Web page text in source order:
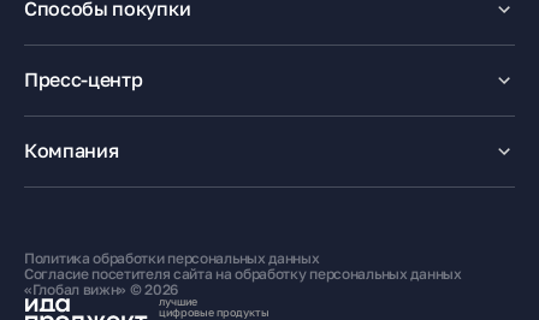
Способы покупки
Ипотека
Рассрочка
Маткапитал
Trade-In
Пресс-центр
Акции
Компания
Жителям
лучшие
цифровые продукты
Политика обработки персональных данных
Согласие посетителя сайта на обработку персональных данных
«Глобал вижн» © 2026